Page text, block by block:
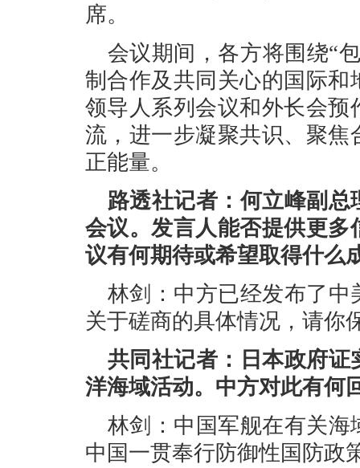
席。
会议期间，各方将围绕“
制合作及共同关心的国际
领导人系列会议和外长会
流，进一步凝聚共识、聚
正能量。
路透社记者：何立峰副
会议。发言人能否提供更
议有何期待或希望取得什么
林剑：中方已经发布了
关于磋商的具体情况，请你
共同社记者：日本政府
洋海域活动。中方对此有何
林剑：中国军舰在有关
中国一贯奉行防御性国防政